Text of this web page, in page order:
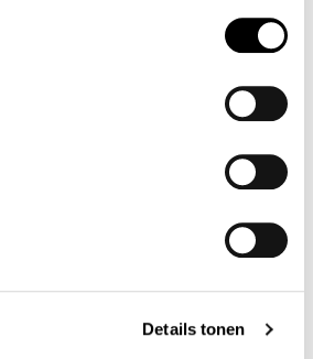
Details tonen